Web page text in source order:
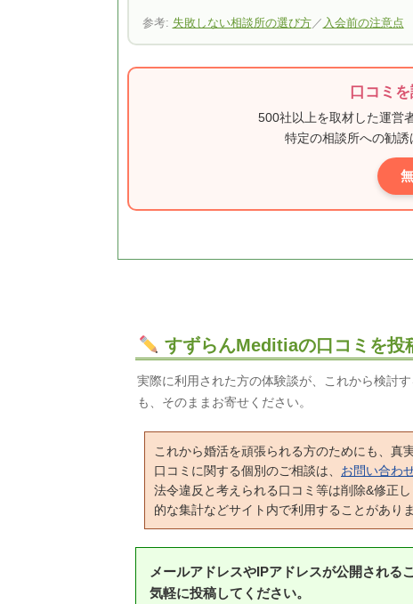
参考: 失敗しない相談所の選び方／ 入会前の注意点
口コミ
500社以上を取材した運営
特定の相談所への勧
すずらんMeditiaの口コミを投
実際に利用された方の体験談が、これから検討
も、そのままお寄せください。
これから婚活を頑張られる方のためにも、真
口コミに関する個別のご相談は、 お問い合わ
法令違反と考えられる口コミ等は削除&修正
的な集計などサイト内で利用することがありま
メールアドレスやIPアドレスが公開される
気軽に投稿してください。